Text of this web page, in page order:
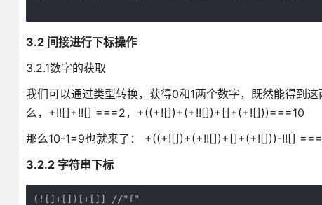
3.2 间接进行下标操作
3.2.1数字的获取
我们可以通过类型转换，获得0和1两个数字，既然能得
么，+!![]+!![] ===2，+((+![])+(+!![])+[]+(+![]))===10
那么10-1=9也就来了： +((+![])+(+!![])+[]+(+![]))-!![]
3.2.2 字符串下标
(![]+[])[+[]] //"f"